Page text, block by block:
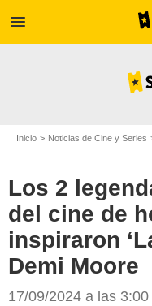
menu
Inicio Noticias de Cine y Series
Los 2
del cine de
inspiraron
Demi Moore
17/09/2024 a las 3:00